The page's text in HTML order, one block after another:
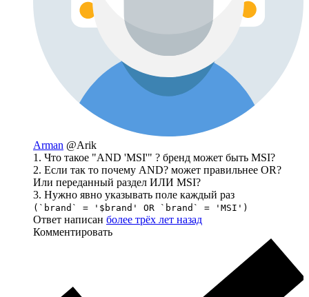
Arman @Arik
1. Что такое "AND 'MSI'" ? бренд может быть MSI?
2. Если так то почему AND? может правильнее OR?
Или переданный раздел ИЛИ MSI?
3. Нужно явно указывать поле каждый раз
(`brand` = '$brand' OR `brand` = 'MSI')
Ответ написан более трёх лет назад
Комментировать